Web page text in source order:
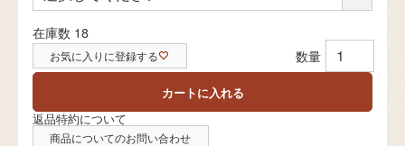
須
在庫数 18
お気に入りに登録する
カートに入れる
返品特約について
商品についてのお問い合わせ